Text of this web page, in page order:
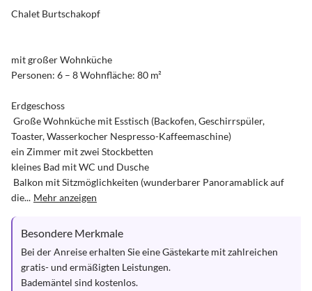
Chalet Burtschakopf
mit großer Wohnküche
Personen: 6 – 8 Wohnfläche: 80 m²
Erdgeschoss
Toaster, Wasserkocher Nespresso-Kaffeemaschine)
ein Zimmer mit zwei Stockbetten
kleines Bad mit WC und Dusche
die... Mehr anzeigen
Besondere Merkmale
Bei der Anreise erhalten Sie eine Gästekarte mit zahlreichen
gratis- und ermäßigten Leistungen.
Bademäntel sind kostenlos.